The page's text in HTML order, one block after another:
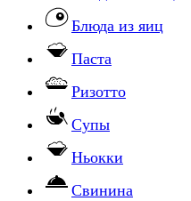
Блюда из яиц
Паста
Ризотто
Супы
Ньокки
Свинина